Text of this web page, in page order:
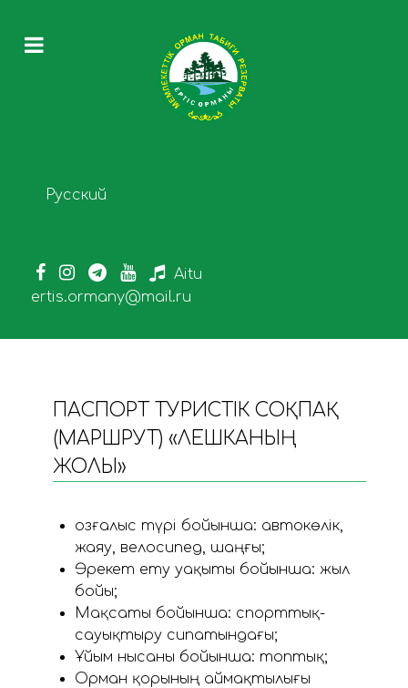
Select your language
Русский
Aitu
ertis.ormany@mail.ru
ПАСПОРТ ТУРИСТІК СОҚПАҚ
(МАРШРУТ) «ЛЕШКАНЫҢ
ЖОЛЫ»
Қозғалыс түрі бойынша: автокөлік,
жаяу, велосипед, шаңғы;
Әрекет ету уақыты бойынша: жыл
бойы;
Мақсаты бойынша: спорттық-
сауықтыру сипатындағы;
Ұйым нысаны бойынша: топтық;
Орман қорының аймақтылығы